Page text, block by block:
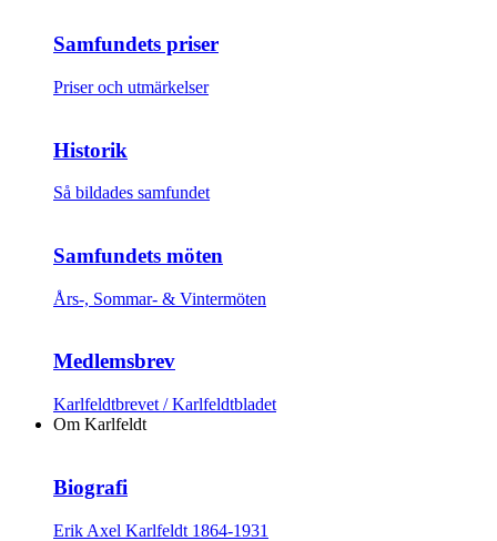
Samfundets priser
Priser och utmärkelser
Historik
Så bildades samfundet
Samfundets möten
Års-, Sommar- & Vintermöten
Medlemsbrev
Karlfeldtbrevet / Karlfeldtbladet
Om Karlfeldt
Biografi
Erik Axel Karlfeldt 1864-1931